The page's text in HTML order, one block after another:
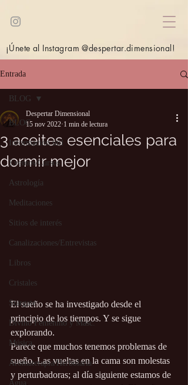
¡Únete al Instagram @despertar.dimensional!
Entrada
BLOG
Información útil
Eventos/Cursos
Astrología
Meditaciones
Sitios de interés
Canalizaciones/Entrevistas
Libros
Cristales
Stargate
Divino Femenino y Masc.
Música
Aromaterapia/Herbolaria
Agua
BLOG
3 aceites esenciales para
dormir mejor
Despertar Dimensional
15 nov 2022 1 min de lectura
El sueño se ha investigado desde el
principio de los tiempos. Y se sigue
explorando.
Parece que muchos tenemos problemas de
sueño. Las vueltas en la cama son molestas
y perturbadoras; al día siguiente estamos de